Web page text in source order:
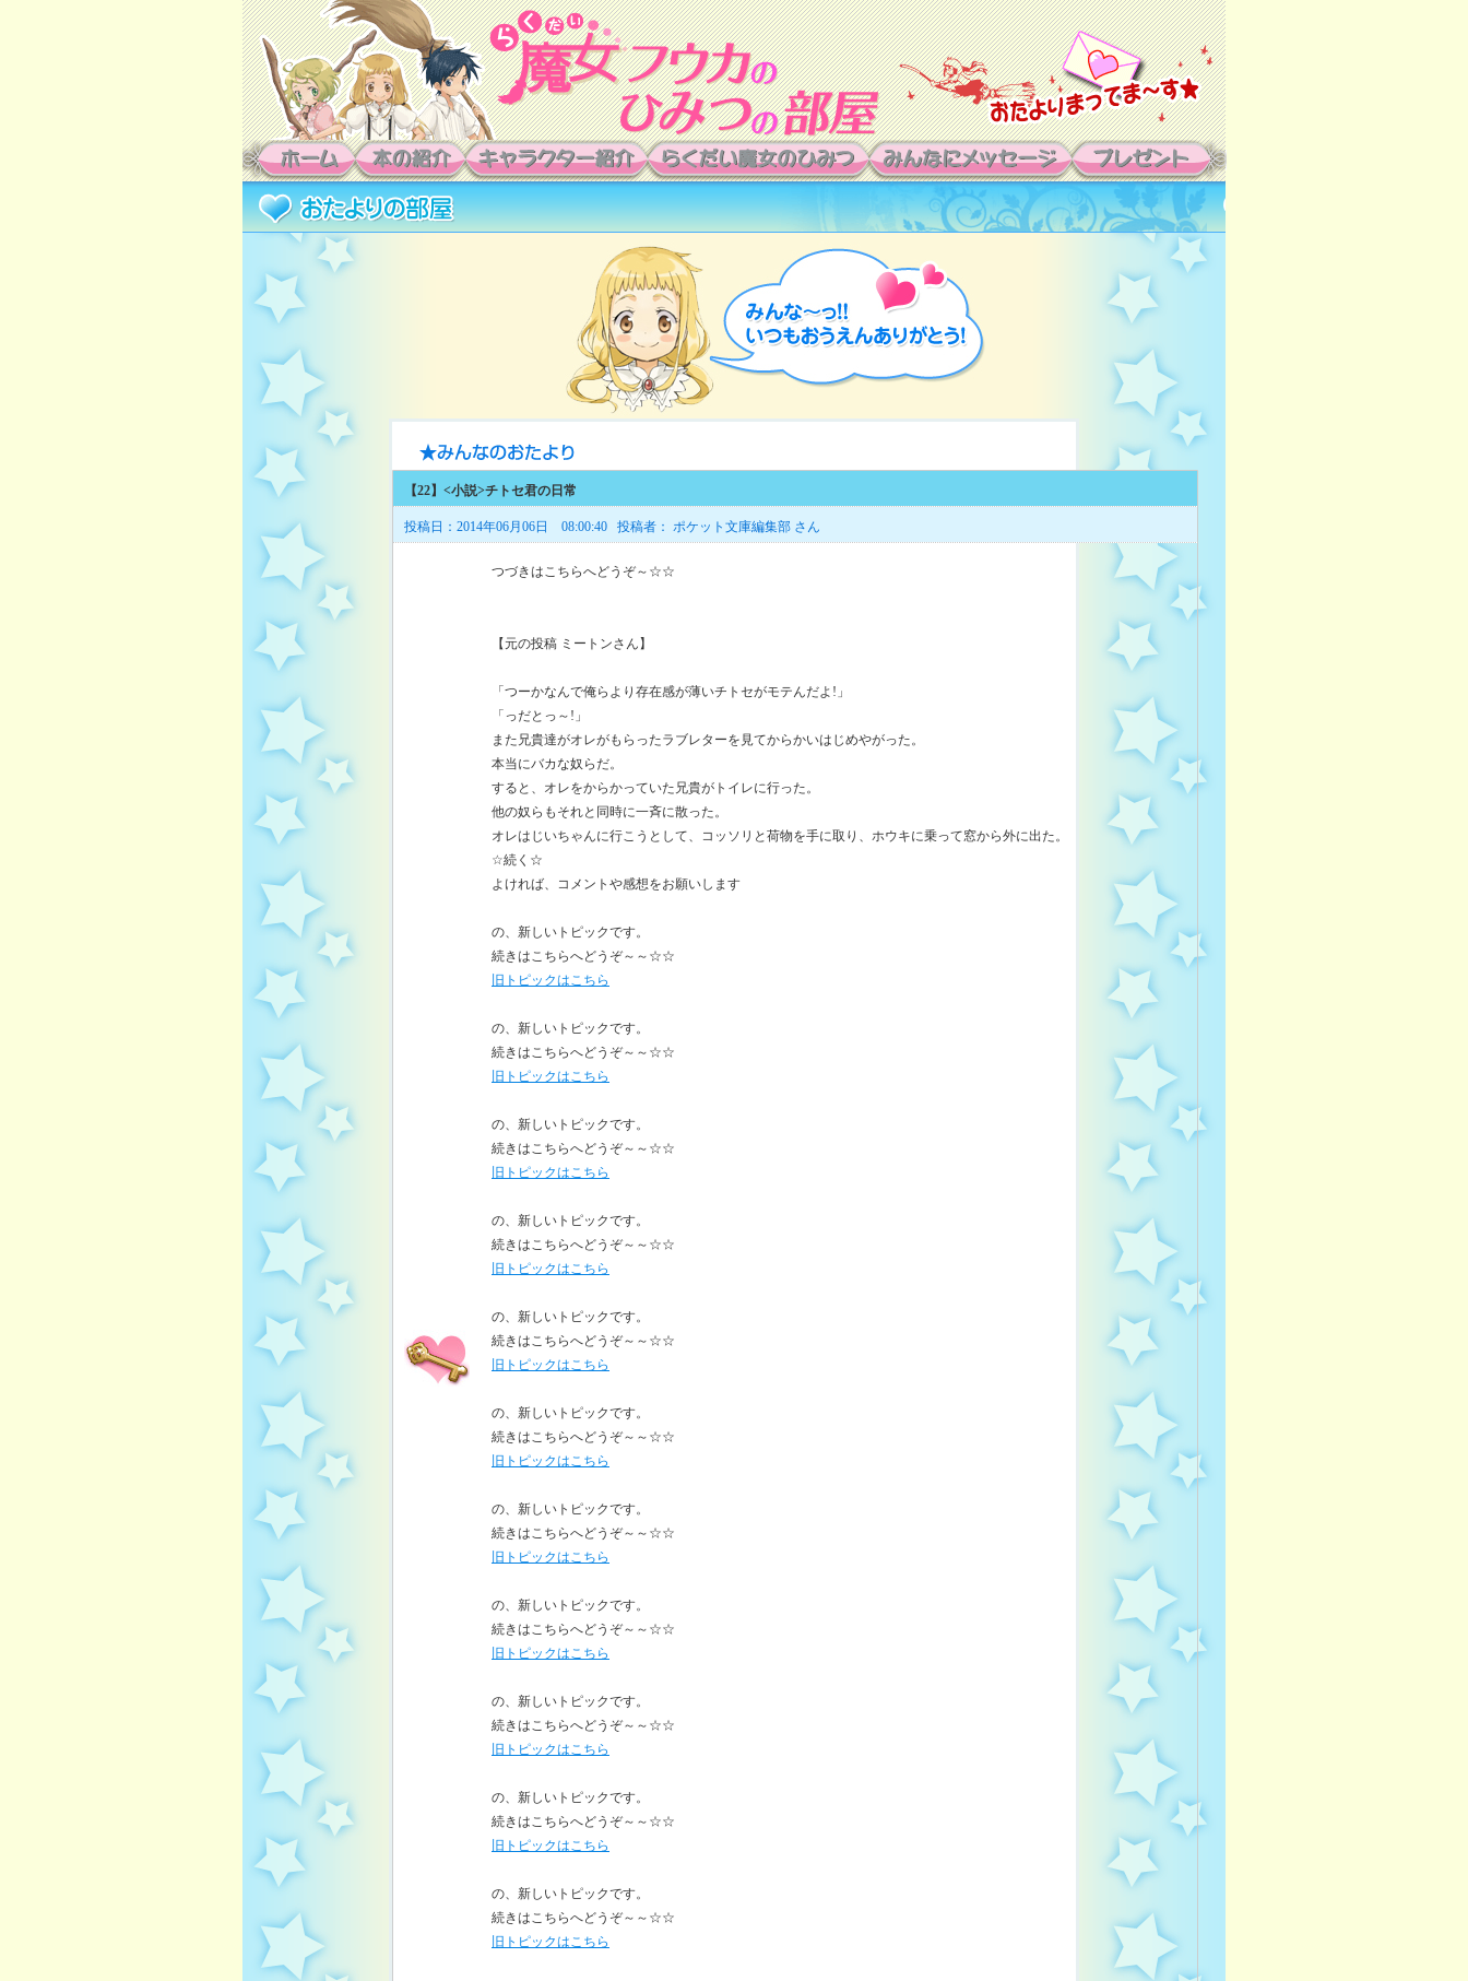
【22】<小説>チトセ君の日常
投稿日：2014年06月06日 08:00:40 投稿者： ポケット文庫編集部 さん
つづきはこちらへどうぞ～☆☆
【元の投稿 ミートンさん】
「つーかなんで俺らより存在感が薄いチトセがモテんだよ!」
「っだとっ～!」
また兄貴達がオレがもらったラブレターを見てからかいはじめやがった。
本当にバカな奴らだ。
すると、オレをからかっていた兄貴がトイレに行った。
他の奴らもそれと同時に一斉に散った。
オレはじいちゃんに行こうとして、コッソリと荷物を手に取り、ホウキに乗って窓から外に出た。
☆続く☆
よければ、コメントや感想をお願いします
の、新しいトピックです。
続きはこちらへどうぞ～～☆☆
旧トピックはこちら
の、新しいトピックです。
続きはこちらへどうぞ～～☆☆
旧トピックはこちら
の、新しいトピックです。
続きはこちらへどうぞ～～☆☆
旧トピックはこちら
の、新しいトピックです。
続きはこちらへどうぞ～～☆☆
旧トピックはこちら
の、新しいトピックです。
続きはこちらへどうぞ～～☆☆
旧トピックはこちら
の、新しいトピックです。
続きはこちらへどうぞ～～☆☆
旧トピックはこちら
の、新しいトピックです。
続きはこちらへどうぞ～～☆☆
旧トピックはこちら
の、新しいトピックです。
続きはこちらへどうぞ～～☆☆
旧トピックはこちら
の、新しいトピックです。
続きはこちらへどうぞ～～☆☆
旧トピックはこちら
の、新しいトピックです。
続きはこちらへどうぞ～～☆☆
旧トピックはこちら
の、新しいトピックです。
続きはこちらへどうぞ～～☆☆
旧トピックはこちら